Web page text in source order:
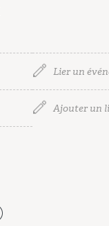
Lier un
Ajouter un